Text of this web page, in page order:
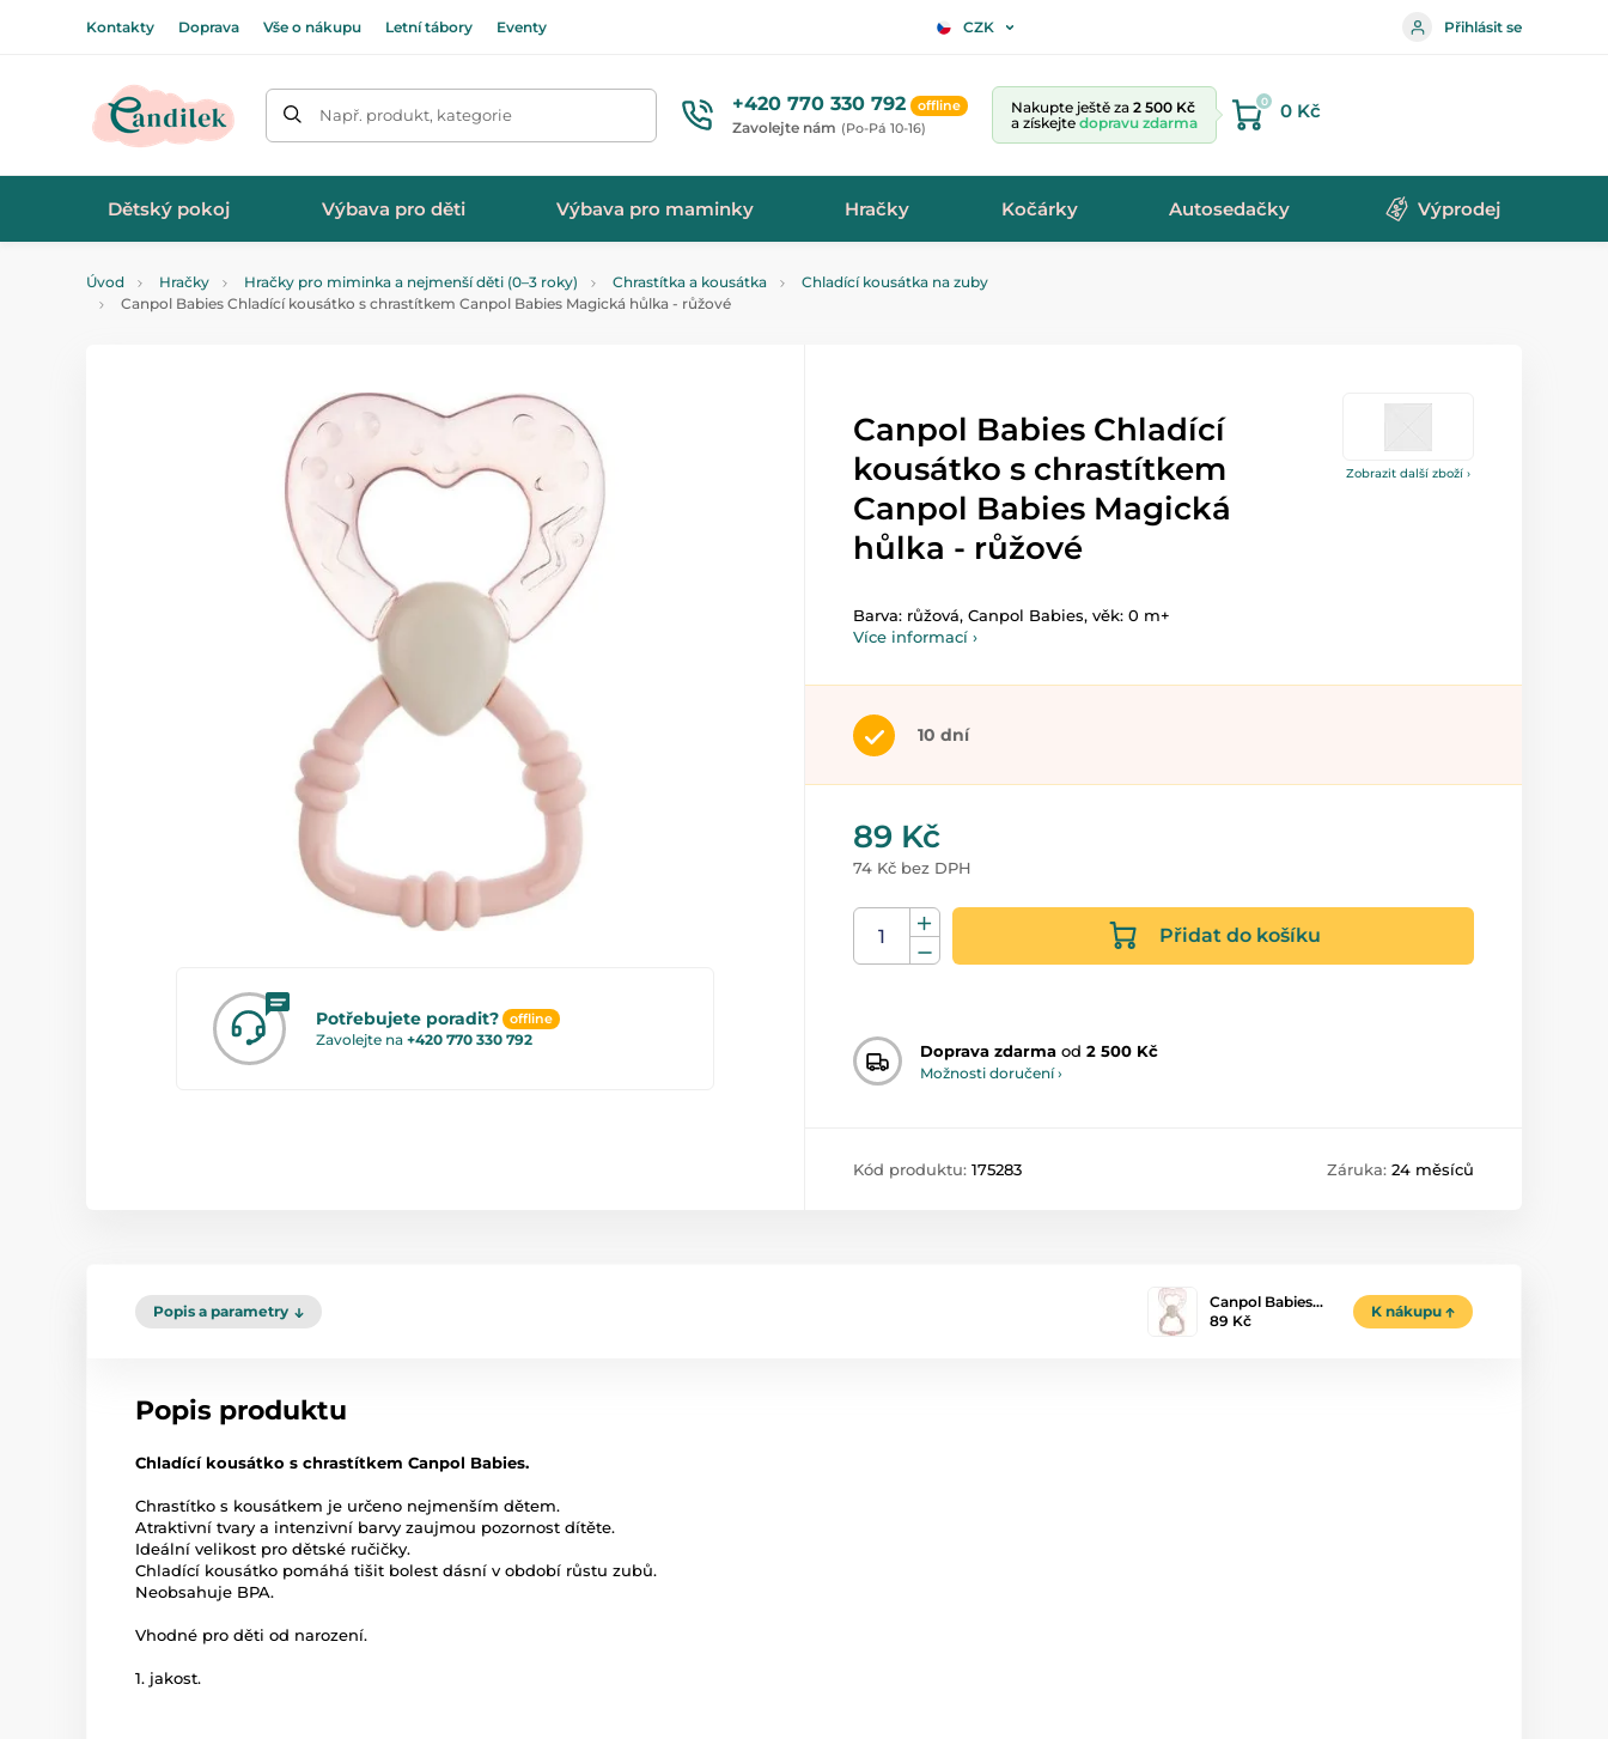
Kontakty Doprava Vše o nákupu Letní tábory Eventy CZK Přihlásit se
Např. produkt, kategorie +420 770 330 792 offline
Zavolejte nám (Po-Pá 10-16)
Nakupte ještě za 2 500 Kč
a získejte dopravu zdarma
0 0 Kč
Dětský pokoj Výbava pro děti Výbava pro maminky Hračky Kočárky Autosedačky Výprodej
Úvod Hračky Hračky pro miminka a nejmenší děti (0–3 roky) Chrastítka a kousátka
Chladící kousátka na zuby
Canpol Babies Chladící kousátko s chrastítkem Canpol Babies Magická hůlka - růžové
Zobrazit další zboží ›
Potřebujete poradit? offline
Zavolejte na +420 770 330 792
Canpol Babies Chladící
kousátko s chrastítkem
Canpol Babies Magická
hůlka - růžové
Barva: růžová, Canpol Babies, věk: 0 m+
Více informací ›
10 dní
89 Kč
74 Kč bez DPH
Přidat do košíku
Doprava zdarma od 2 500 Kč
Možnosti doručení ›
Kód produktu: 175283 Záruka: 24 měsíců
Popis a parametry
Canpol Babies…
89 Kč
K nákupu
Popis produktu
Chladící kousátko s chrastítkem Canpol Babies.
Chrastítko s kousátkem je určeno nejmenším dětem.
Atraktivní tvary a intenzivní barvy zaujmou pozornost dítěte.
Ideální velikost pro dětské ručičky.
Chladící kousátko pomáhá tišit bolest dásní v období růstu zubů.
Neobsahuje BPA.
Vhodné pro děti od narození.
1. jakost.